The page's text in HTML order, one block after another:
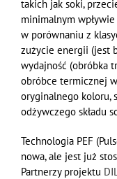
takich jak soki,
minimalnym
w porównaniu z
zużycie energii (jest
wydajność (obróbka
obróbce termicznej w
oryginalnego koloru,
odżywczego składu
Technologia PEF
nowa, ale jest już
Partnerzy projektu DIL